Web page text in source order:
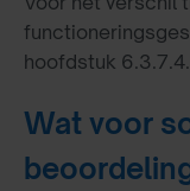
hoofdstuk 6.3.7.4.
Wat voor